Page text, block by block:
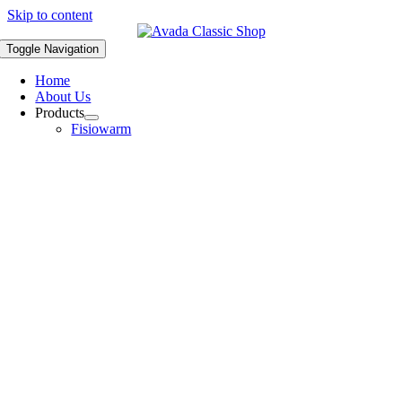
Skip to content
Toggle Navigation
Home
About Us
Products
Fisiowarm